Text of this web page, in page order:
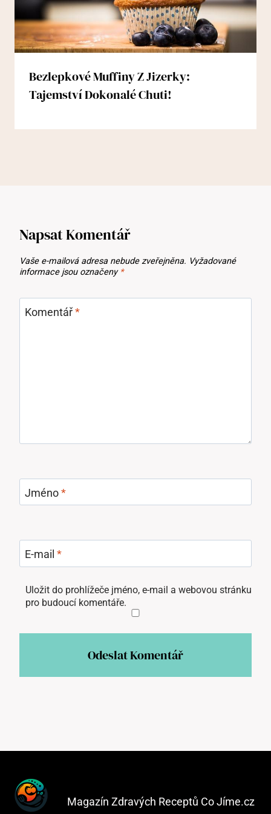
Bezlepkové Muffiny Z Jizerky:
Tajemství Dokonalé Chuti!
Napsat Komentář
Vaše e-mailová adresa nebude zveřejněna. Vyžadované
informace jsou označeny *
Komentář*
Jméno*
E-mail *
Uložit do prohlížeče jméno, e-mail a webovou stránku
pro budoucí komentáře.
Magazín Zdravých Receptů Co Jíme.cz